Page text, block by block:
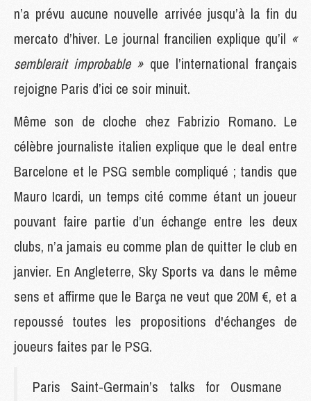
n’a prévu aucune nouvelle arrivée jusqu’à la fin du
mercato d’hiver. Le journal francilien explique qu’il «
semblerait improbable » que l’international français
rejoigne Paris d’ici ce soir minuit.
Même son de cloche chez Fabrizio Romano. Le
célèbre journaliste italien explique que le deal entre
Barcelone et le PSG semble compliqué ; tandis que
Mauro Icardi, un temps cité comme étant un joueur
pouvant faire partie d’un échange entre les deux
clubs, n’a jamais eu comme plan de quitter le club en
janvier. En Angleterre, Sky Sports va dans le même
sens et affirme que le Barça ne veut que 20M €, et a
repoussé toutes les propositions d'échanges de
joueurs faites par le PSG.
Paris Saint-Germain’s talks for Ousmane